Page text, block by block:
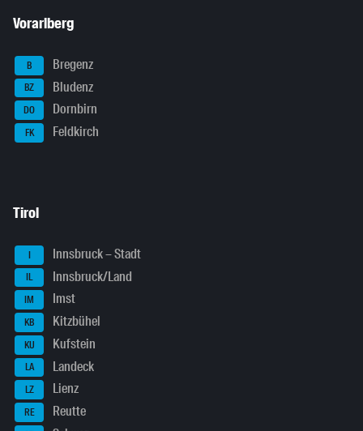
Vorarlberg
B Bregenz
BZ Bludenz
DO Dornbirn
FK Feldkirch
Tirol
I Innsbruck – Stadt
IL Innsbruck/Land
IM Imst
KB Kitzbühel
KU Kufstein
LA Landeck
LZ Lienz
RE Reutte